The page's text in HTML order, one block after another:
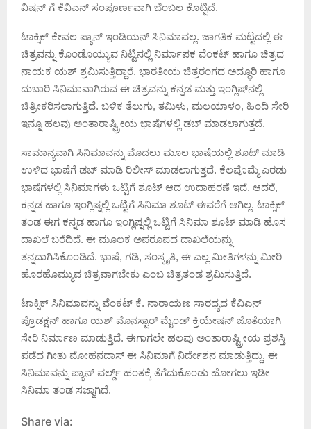
ವಿಷನ್ ಗೆ ಕೆವಿಎನ್ ಸಂಪೂರ್ಣವಾಗಿ ಬೆಂಬಲ ಕೊಟ್ಟಿದೆ.
ಟಾಕ್ಸಿಕ್ ಕೇವಲ ಪ್ಯಾನ್ ಇಂಡಿಯನ್ ಸಿನಿಮಾವಲ್ಲ. ಜಾಗತಿಕ ಮಟ್ಟದಲ್ಲಿ ಈ
ಚಿತ್ರವನ್ನು ಕೊಂಡೊಯ್ಯುವ ನಿಟ್ಟಿನಲ್ಲಿ ನಿರ್ಮಾಪಕ ವೆಂಕಟ್ ಹಾಗೂ ಚಿತ್ರದ
ನಾಯಕ ಯಶ್ ಶ್ರಮಿಸುತ್ತಿದ್ದಾರೆ. ಭಾರತೀಯ ಚಿತ್ರರಂಗದ ಅದ್ಧೂರಿ ಹಾಗೂ
ದುಬಾರಿ ಸಿನಿಮಾವಾಗಿರುವ ಈ ಚಿತ್ರವನ್ನು ಕನ್ನಡ ಮತ್ತು ಇಂಗ್ಲಿಷ್‌ನಲ್ಲಿ
ಚಿತ್ರೀಕರಿಸಲಾಗುತ್ತಿದೆ. ಬಳಿಕ ತೆಲುಗು, ತಮಿಳು, ಮಲಯಾಳಂ, ಹಿಂದಿ ಸೇರಿ
ಇನ್ನೂ ಹಲವು ಅಂತಾರಾಷ್ಟ್ರೀಯ ಭಾಷೆಗಳಲ್ಲಿ ಡಬ್ ಮಾಡಲಾಗುತ್ತದೆ.
ಸಾಮಾನ್ಯವಾಗಿ ಸಿನಿಮಾವನ್ನು ಮೊದಲು ಮೂಲ ಭಾಷೆಯಲ್ಲಿ ಶೂಟ್ ಮಾಡಿ
ಉಳಿದ ಭಾಷೆಗೆ ಡಬ್ ಮಾಡಿ ರಿಲೀಸ್ ಮಾಡಲಾಗುತ್ತದೆ. ಕೆಲವೊಮ್ಮೆ ಎರಡು
ಭಾಷೆಗಳಲ್ಲಿ ಸಿನಿಮಾಗಳು ಒಟ್ಟಿಗೆ ಶೂಟ್ ಆದ ಉದಾಹರಣೆ ಇದೆ. ಆದರೆ,
ಕನ್ನಡ ಹಾಗೂ ಇಂಗ್ಲಿಷ್ನಲ್ಲಿ ಒಟ್ಟಿಗೆ ಸಿನಿಮಾ ಶೂಟ್ ಈವರೆಗೆ ಆಗಿಲ್ಲ. ಟಾಕ್ಸಿಕ್
ತಂಡ ಈಗ ಕನ್ನಡ ಹಾಗೂ ಇಂಗ್ಲಿಷ್ನಲ್ಲಿ ಒಟ್ಟಿಗೆ ಸಿನಿಮಾ ಶೂಟ್ ಮಾಡಿ ಹೊಸ
ದಾಖಲೆ ಬರೆದಿದೆ. ಈ ಮೂಲಕ ಅಪರೂಪದ ದಾಖಲೆಯನ್ನು
ತನ್ನದಾಗಿಸಿಕೊಂಡಿದೆ. ಭಾಷೆ, ಗಡಿ, ಸಂಸ್ಕೃತಿ, ಈ ಎಲ್ಲ ಮೀತಿಗಳನ್ನು ಮೀರಿ
ಹೊರಹೊಮ್ಮುವ ಚಿತ್ರವಾಗಬೇಕು ಎಂಬ ಚಿತ್ರತಂಡ ಶ್ರಮಿಸುತ್ತಿದೆ.
ಟಾಕ್ಸಿಕ್ ಸಿನಿಮಾವನ್ನು ವೆಂಕಟ್ ಕೆ. ನಾರಾಯಣ ಸಾರಥ್ಯದ ಕೆವಿಎನ್
ಪ್ರೊಡಕ್ಷನ್ ಹಾಗೂ ಯಶ್ ಮೊನಸ್ಟಾರ್ ಮೈಂಡ್ ಕ್ರಿಯೇಷನ್ ಜೊತೆಯಾಗಿ
ಸೇರಿ ನಿರ್ಮಾಣ ಮಾಡುತ್ತಿದೆ. ಈಗಾಗಲೇ ಹಲವು ಅಂತಾರಾಷ್ಟ್ರೀಯ ಪ್ರಶಸ್ತಿ
ಪಡೆದ ಗೀತು ಮೋಹನದಾಸ್ ಈ ಸಿನಿಮಾಗೆ ನಿರ್ದೇಶನ ಮಾಡುತ್ತಿದ್ದು. ಈ
ಸಿನಿಮಾವನ್ನು ಪ್ಯಾನ್‌ ವರ್ಲ್ಡ್‌ ಹಂತಕ್ಕೆ ತೆಗೆದುಕೊಂಡು ಹೋಗಲು ಇಡೀ
ಸಿನಿಮಾ ತಂಡ ಸಜ್ಜಾಗಿದೆ.
Share via: